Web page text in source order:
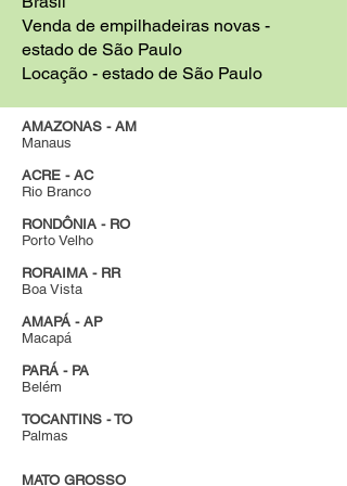
Venda de empilhadeiras novas -
estado de São Paulo
Locação - estado de São Paulo
AMAZONAS - AM
Manaus
ACRE - AC
Rio Branco
RONDÔNIA - RO
Porto Velho
RORAIMA - RR
Boa Vista
AMAPÁ - AP
Macapá
PARÁ - PA
Belém
TOCANTINS - TO
Palmas
MATO GROSSO